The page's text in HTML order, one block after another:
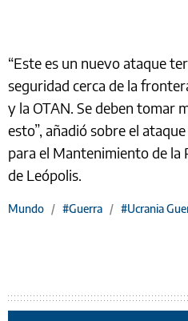
“Este es un nuevo ataque
seguridad cerca de la
y la OTAN. Se deben tomar
esto”, añadió sobre el
para el Mantenimiento de la
de Leópolis.
Mundo / #Guerra / #Ucrania